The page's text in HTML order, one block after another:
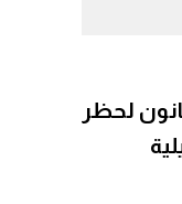
لحظر